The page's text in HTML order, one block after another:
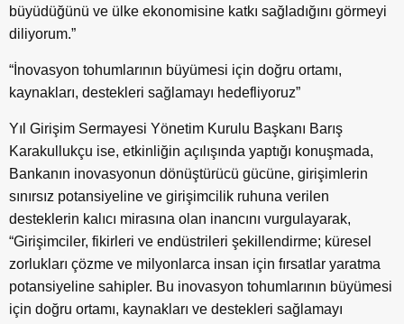
büyüdüğünü ve ülke ekonomisine katkı sağladığını görmeyi
diliyorum.”
“İnovasyon tohumlarının büyümesi için doğru ortamı,
kaynakları, destekleri sağlamayı hedefliyoruz”
Yıl Girişim Sermayesi Yönetim Kurulu Başkanı Barış
Karakullukçu ise, etkinliğin açılışında yaptığı konuşmada,
Bankanın inovasyonun dönüştürücü gücüne, girişimlerin
sınırsız potansiyeline ve girişimcilik ruhuna verilen
desteklerin kalıcı mirasına olan inancını vurgulayarak,
“Girişimciler, fikirleri ve endüstrileri şekillendirme; küresel
zorlukları çözme ve milyonlarca insan için fırsatlar yaratma
potansiyeline sahipler. Bu inovasyon tohumlarının büyümesi
için doğru ortamı, kaynakları ve destekleri sağlamayı